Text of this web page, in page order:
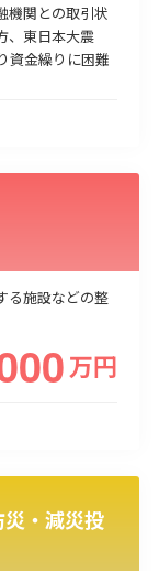
機関との取引状
、東日本大震
資金繰りに困難
る施設などの整
万円
・減災投